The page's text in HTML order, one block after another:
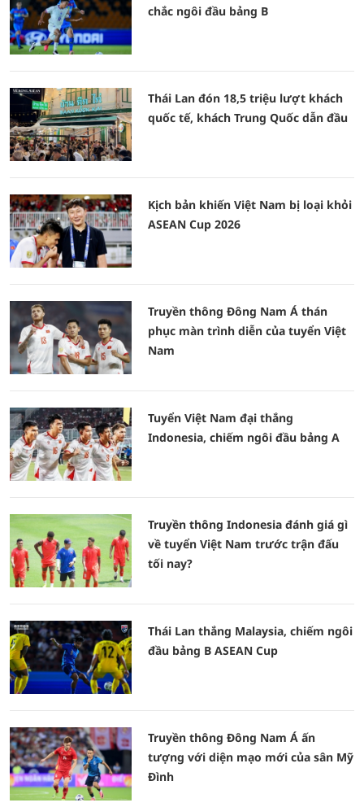
chắc ngôi đầu bảng B
Thái Lan đón 18,5 triệu lượt khách
quốc tế, khách Trung Quốc dẫn đầu
Kịch bản khiến Việt Nam bị loại khỏi
ASEAN Cup 2026
Truyền thông Đông Nam Á thán
phục màn trình diễn của tuyển Việt
Nam
Tuyển Việt Nam đại thắng
Indonesia, chiếm ngôi đầu bảng A
Truyền thông Indonesia đánh giá gì
về tuyển Việt Nam trước trận đấu
tối nay?
Thái Lan thắng Malaysia, chiếm ngôi
đầu bảng B ASEAN Cup
Truyền thông Đông Nam Á ấn
tượng với diện mạo mới của sân Mỹ
Đình